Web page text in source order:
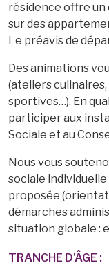
résidence offre un
sur des
Le préavis de
Des animations
(ateliers
sportives…). En
participer aux
Sociale et au
Nous vous
sociale
proposée
démarches
situation globale :
TRANCHE D'ÂGE :